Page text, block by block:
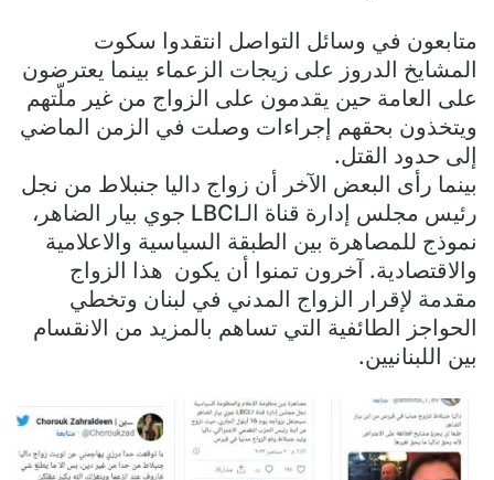
متابعون في وسائل التواصل انتقدوا سكوت
المشايخ الدروز على زيجات الزعماء بينما يعترضون
على العامة حين يقدمون على الزواج من غير ملّتهم
ويتخذون بحقهم إجراءات وصلت في الزمن الماضي
إلى حدود القتل.
بينما رأى البعض الآخر أن زواج داليا جنبلاط من نجل
رئيس مجلس إدارة قناة الـLBCI جوي بيار الضاهر،
نموذج للمصاهرة بين الطبقة السياسية والاعلامية
والاقتصادية. آخرون تمنوا أن يكون هذا الزواج
مقدمة لإقرار الزواج المدني في لبنان وتخطي
الحواجز الطائفية التي تساهم بالمزيد من الانقسام
بين اللبنانيين.